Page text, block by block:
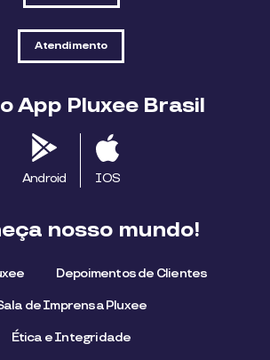
Atendimento
App Pluxee Brasil
Android IOS
nosso mundo!
Depoimentos de Clientes
de Imprensa Pluxee
Ética e Integridade